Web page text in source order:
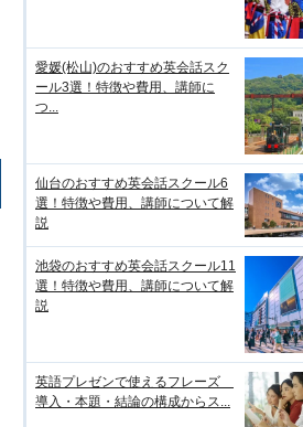
愛媛(松山)のおすすめ英会話スク
ール3選！特徴や費用、講師に
つ...
仙台のおすすめ英会話スクール6
選！特徴や費用、講師について解
説
池袋のおすすめ英会話スクール11
選！特徴や費用、講師について解
説
英語プレゼンで使えるフレーズ
導入・本題・結論の構成からス...